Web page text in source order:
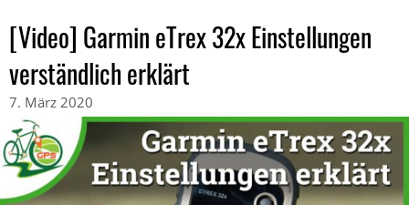
[Video] Garmin eTrex 32x Einstellungen
verständlich erklärt
7. März 2020